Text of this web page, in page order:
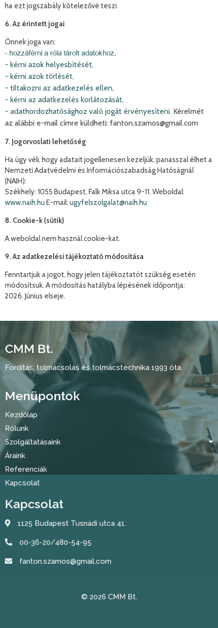
ha ezt jogszabály kötelezővé teszi.
6. Az érintett jogai
Önnek joga van:
- hozzáférni a róla tárolt adatokhoz,
- kérni azok helyesbítését,
- kérni azok törlését,
- tiltakozni az adatkezelés ellen,
- kérni az adatkezelés korlátozását,
- adathordozhatósághoz való jogát érvényesíteni. Kérelmét
az alábbi e-mail címre küldheti: fanton.szamos@gmail.com
7. Jogorvoslati lehetőség
Ha úgy véli, hogy adatait jogellenesen kezeljük, panasszal élhet a
Nemzeti Adatvédelmi és Információszabadság Hatóságnál
(NAIH):
Székhely: 1055 Budapest, Falk Miksa utca 9-11. Weboldal:
www.naih.hu E-mail: ugyfelszolgalat@naih.hu
8. Cookie-k (sütik)
A weboldal nem használ cookie-kat.
9. Az adatkezelési tájékoztató módosítása
Fenntartjuk a jogot, hogy jelen tájékoztatót szükség esetén
módosítsuk. A módosítás hatályba lépésének időpontja:
2026. Június elseje.
CMM Bt.
Fordítás, tolmácsolás és tolmácstechnika 1993 óta.
Menüpontok
Kezdőlap
Rólunk
Szolgáltatásaink
Áraink
Referenciák
Kapcsolat
Kapcsolat
1125 Budapest Tusnádi utca 41.
00-36-20/480-54-95
fanton.szamos@gmail.com
© 2026 CMM Bt.